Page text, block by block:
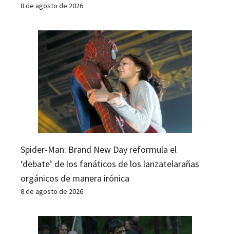
8 de agosto de 2026
Spider-Man: Brand New Day reformula el
‘debate’ de los fanáticos de los lanzatelarañas
orgánicos de manera irónica
8 de agosto de 2026